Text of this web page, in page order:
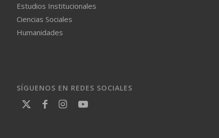
Estudios Institucionales
Ciencias Sociales
Humanidades
SÍGUENOS EN REDES SOCIALES